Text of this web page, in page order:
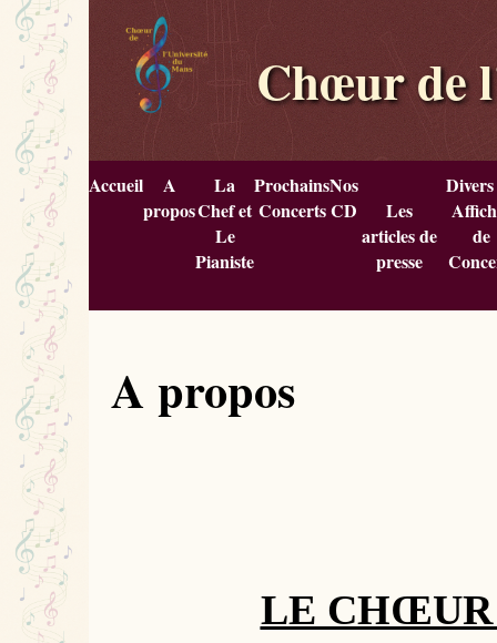
Chœur de
Accueil
A
propos
La
Chef et
Le
Pianiste
Prochains
Concerts
Nos
CD
Divers
Les
articles de
presse
de
A propos
LE CHŒUR